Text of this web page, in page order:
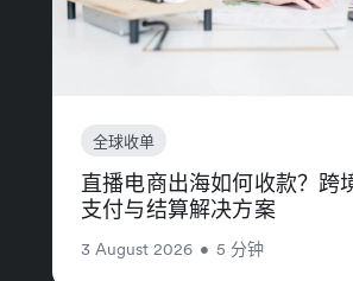
全球收单
直播电商出海如何收款？跨
支付与结算解决方案
3 August 2026 • 5 分钟